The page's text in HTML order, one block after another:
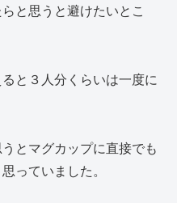
と思うと避けたいとこ
と３人分くらいは一度に
とマグカップに直接でも
っていました。